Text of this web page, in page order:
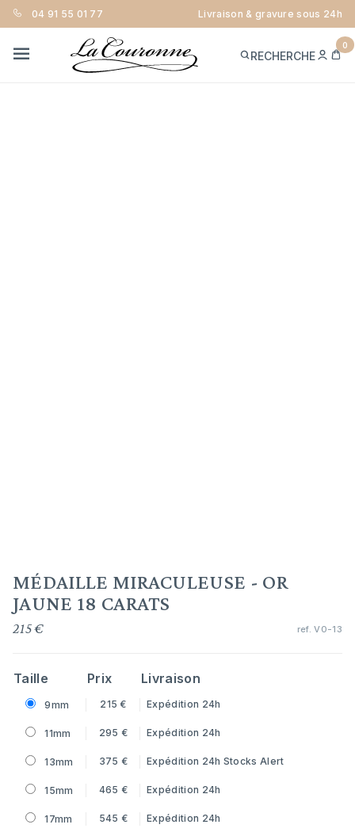
04 91 55 01 77 Livraison & gravure sous 24h
RECHERCHE
ME
0
MÉDAILLE MIRACULEUSE - OR
JAUNE 18 CARATS
215 € ref. V0-13
Taille Prix Livraison
9mm 215 € Expédition 24h
11mm 295 € Expédition 24h
13mm 375 € Expédition 24h Stocks Alert
15mm 465 € Expédition 24h
17mm 545 € Expédition 24h